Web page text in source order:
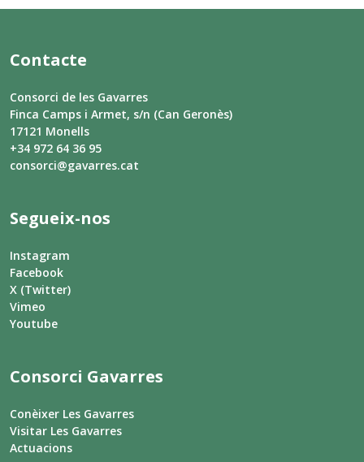
Contacte
Consorci de les Gavarres
Finca Camps i Armet, s/n (Can Geronès)
17121 Monells
+34 972 64 36 95
consorci@gavarres.cat
Segueix-nos
Instagram
Facebook
X (Twitter)
Vimeo
Youtube
Consorci Gavarres
Conèixer Les Gavarres
Visitar Les Gavarres
Actuacions